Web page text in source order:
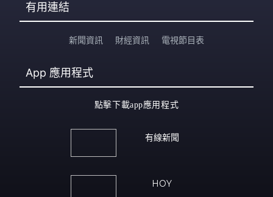
有用連結
新聞資訊 財經資訊 電視節目表
App 應用程式
點擊下載app應用程式
有線新聞
HOY